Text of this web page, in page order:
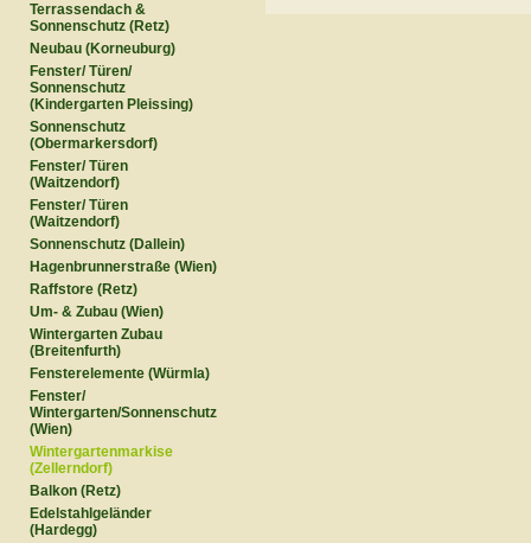
Terrassendach &
Sonnenschutz (Retz)
Neubau (Korneuburg)
Fenster/ Türen/
Sonnenschutz
(Kindergarten Pleissing)
Sonnenschutz
(Obermarkersdorf)
Fenster/ Türen
(Waitzendorf)
Fenster/ Türen
(Waitzendorf)
Sonnenschutz (Dallein)
Hagenbrunnerstraße (Wien)
Raffstore (Retz)
Um- & Zubau (Wien)
Wintergarten Zubau
(Breitenfurth)
Fensterelemente (Würmla)
Fenster/
Wintergarten/Sonnenschutz
(Wien)
Wintergartenmarkise
(Zellerndorf)
Balkon (Retz)
Edelstahlgeländer
(Hardegg)